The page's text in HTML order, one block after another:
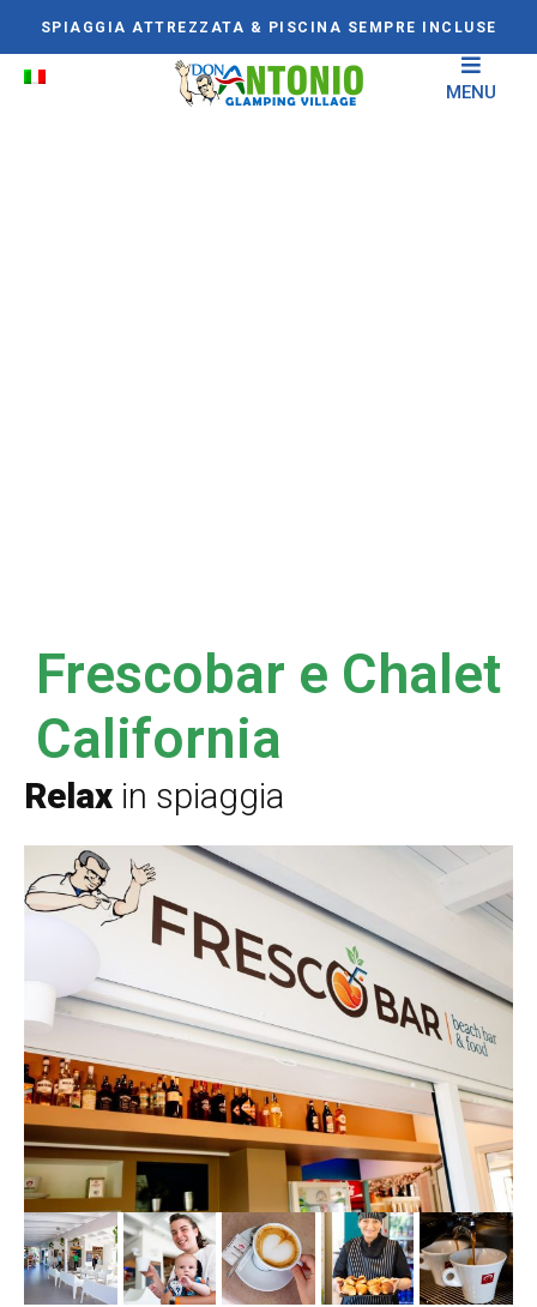
SPIAGGIA ATTREZZATA & PISCINA SEMPRE INCLUSE
MENU
Frescobar e Chalet
California
Relax in spiaggia